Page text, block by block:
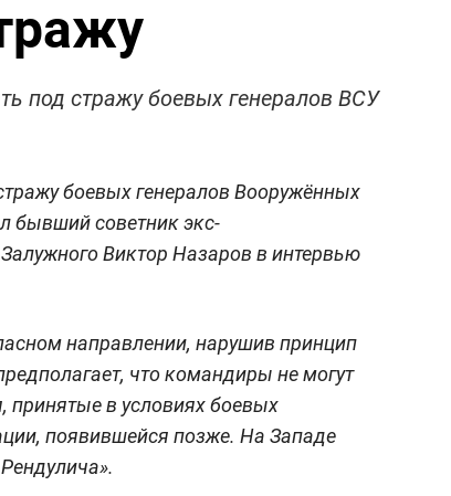
под стражу боевых генералов ВСУ
боевых генералов Вооружённых
бывший советник экс-
Виктор Назаров в интервью
направлении, нарушив принцип
что командиры не могут
принятые в условиях боевых
появившейся позже. На Западе